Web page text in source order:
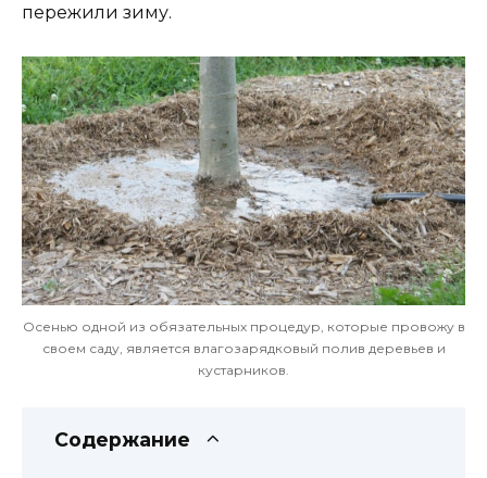
пережили зиму.
Осенью одной из обязательных процедур, которые провожу в
своем саду, является влагозарядковый полив деревьев и
кустарников.
Содержание